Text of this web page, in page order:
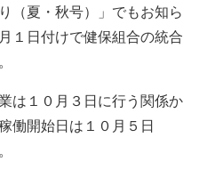
（夏・秋号）」でもお知ら
１日付けで健保組合の統合
は１０月３日に行う関係か
働開始日は１０月５日